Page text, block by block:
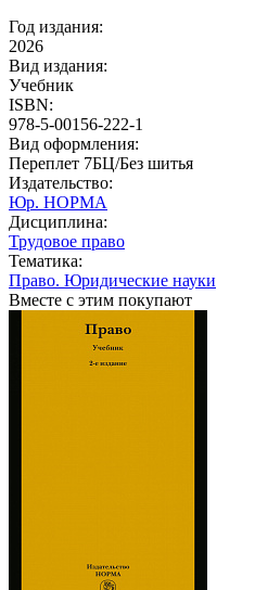
Год издания:
2026
Вид издания:
Учебник
ISBN:
978-5-00156-222-1
Вид оформления:
Переплет 7БЦ/Без шитья
Издательство:
Юр. НОРМА
Дисциплина:
Трудовое право
Тематика:
Право. Юридические науки
Вместе с этим покупают